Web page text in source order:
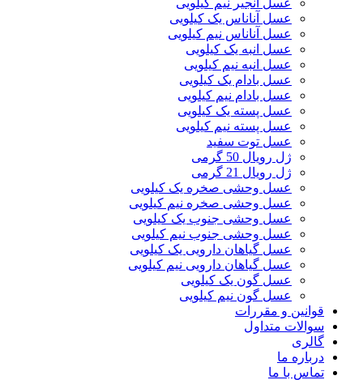
عسل آناناس یک کیلویی
عسل آناناس نیم کیلویی
عسل انبه یک کیلویی
عسل انبه نیم کیلویی
عسل بادام یک کیلویی
عسل بادام نیم کیلویی
عسل پسته یک کیلویی
عسل پسته نیم کیلویی
عسل توت سفید
ژل رویال 50 گرمی
ژل رویال 21 گرمی
عسل وحشی صخره یک کیلویی
عسل وحشی صخره نیم کیلویی
عسل وحشی جنوب یک کیلویی
عسل وحشی جنوب نیم کیلویی
عسل گیاهان دارویی یک کیلویی
عسل گیاهان دارویی نیم کیلویی
عسل گون یک کیلویی
عسل گون نیم کیلویی
قوانین و مقررات
سوالات متداول
گالری
درباره ما
تماس با ما